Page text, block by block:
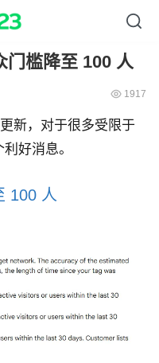
门槛降至 100 人
1917
新，对于很多受限于
好消息。
100 人